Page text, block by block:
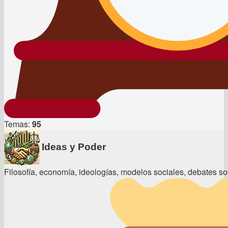
Temas: 95
Ideas y Poder
Filosofía, economía, ideologías, modelos sociales, debates